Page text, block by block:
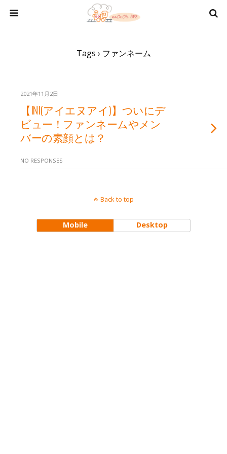
Tags › ファンネーム
2021年11月2日
【INI(アイエヌアイ)】ついにデ
ビュー！ファンネームやメン
バーの素顔とは？
NO RESPONSES
Back to top
Mobile Desktop